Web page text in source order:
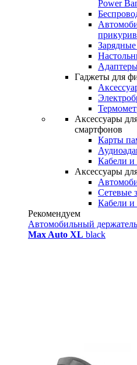
Power
Гаджеты для
Аксессуары
смартфонов
Карты
Кабели и
Аксессуары
Сетевые
Кабели и
Рекомендуем
Автомобильный
Max Auto XL black